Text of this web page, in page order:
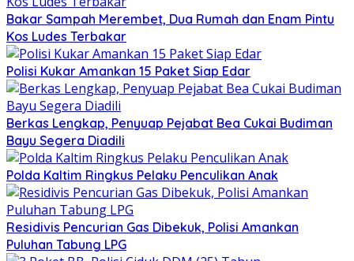
Bakar Sampah Merembet, Dua Rumah dan Enam Pintu
Kos Ludes Terbakar
Polisi Kukar Amankan 15 Paket Siap Edar
Berkas Lengkap, Penyuap Pejabat Bea Cukai Budiman
Bayu Segera Diadili
Polda Kaltim Ringkus Pelaku Penculikan Anak
Residivis Pencurian Gas Dibekuk, Polisi Amankan
Puluhan Tabung LPG